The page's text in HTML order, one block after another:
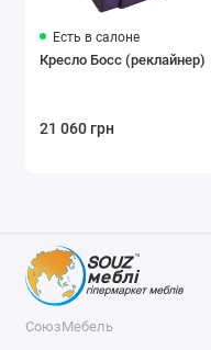
Есть в салоне
Кресло Босс (реклайнер)
21 060 грн
СоюзМебель